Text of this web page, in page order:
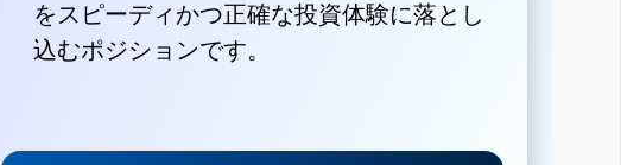
をスピーディかつ正確な投資体験に落とし
込むポジションです。